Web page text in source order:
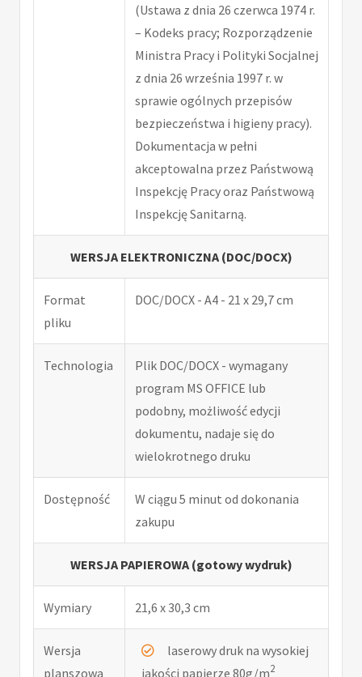
(Ustawa z dnia 26 czerwca 1974 r.
– Kodeks pracy; Rozporządzenie
Ministra Pracy i Polityki Socjalnej
z dnia 26 września 1997 r. w
sprawie ogólnych przepisów
bezpieczeństwa i higieny pracy).
Dokumentacja w pełni
akceptowalna przez Państwową
Inspekcję Pracy oraz Państwową
Inspekcję Sanitarną.
WERSJA ELEKTRONICZNA (DOC/DOCX)
Format
pliku
DOC/DOCX - A4 - 21 x 29,7 cm
Technologia
Plik DOC/DOCX - wymagany
program MS OFFICE lub
podobny, możliwość edycji
dokumentu, nadaje się do
wielokrotnego druku
Dostępność
W ciągu 5 minut od dokonania
zakupu
WERSJA PAPIEROWA (gotowy wydruk)
Wymiary 21,6 x 30,3 cm
Wersja
planszowa
laserowy druk na wysokiej
jakości papierze 80g/m2